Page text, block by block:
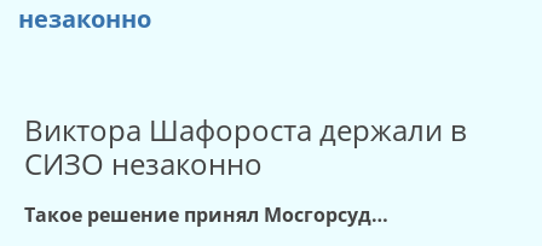
незаконно
Виктора Шафороста держали в
СИЗО незаконно
Такое решение принял Мосгорсуд…